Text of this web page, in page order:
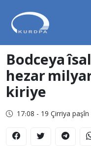
Bodceya
hezar
kiriye
17:08 - 19 Çirriya paşîn